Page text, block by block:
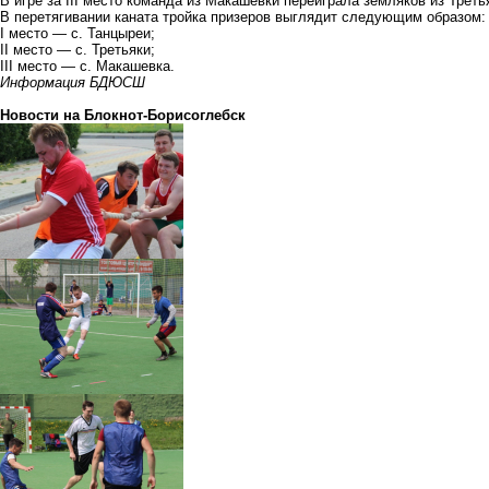
В перетягивании каната тройка призеров выглядит следующим образом:
I место — с. Танцыреи;
II место — с. Третьяки;
III место — с. Макашевка.
Информация БДЮСШ
Новости на Блoкнoт-Борисоглебск